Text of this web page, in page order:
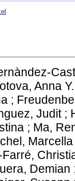
Anna Y.
;
Judit;
; Ma,
Marcella
Demian